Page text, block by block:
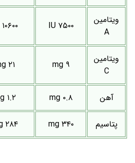
ویتامین
A
۷۵۰۰ IU ۱۰۶۰۰ IU
ویتامین
C
۹ mg ۲۱ mg
آهن ۰.۸ mg ۱.۲ mg
پتاسیم ۳۴۰ mg ۲۸۴ mg